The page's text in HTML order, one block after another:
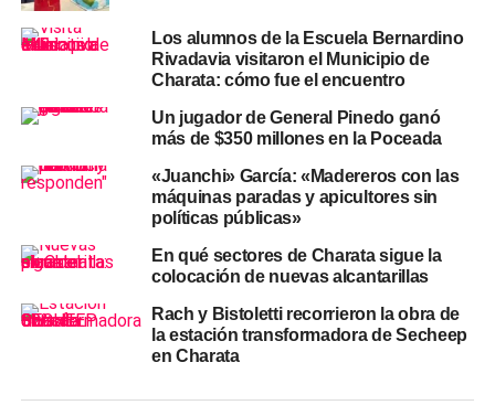
atención general de la salud. También cuenta con
oficinas para realizar trámites del RENAPER, ANSES y el
, una biblioteca, un microcine y actividades
educativas y culturales abiertas a toda la comunidad.
El gobernador Zdero destacó este viernes la importancia
de estos operativos para federalizar la atención y
garantizar el acceso a prestaciones fundamentales para
las familias chaqueñas. En la misma jornada, el
mandatario también mencionó un dato sanitario
relevante: la mortalidad infantil bajó en la provincia,
atribuyó al trabajo en prevención y acompañamiento de
Los alumnos de la Escuela Bernardino
Rivadavia visitaron el Municipio de
Charata: cómo fue el encuentro
Un jugador de General Pinedo ganó
más de $350 millones en la Poceada
«Juanchi» García: «Madereros con las
máquinas paradas y apicultores sin
políticas públicas»
En qué sectores de Charata sigue la
colocación de nuevas alcantarillas
Rach y Bistoletti recorrieron la obra de
la estación transformadora de Secheep
en Charata